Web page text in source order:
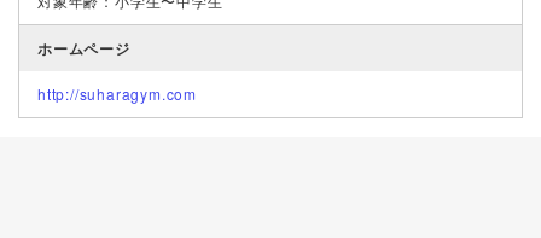
ホームページ
http://suharagym.com